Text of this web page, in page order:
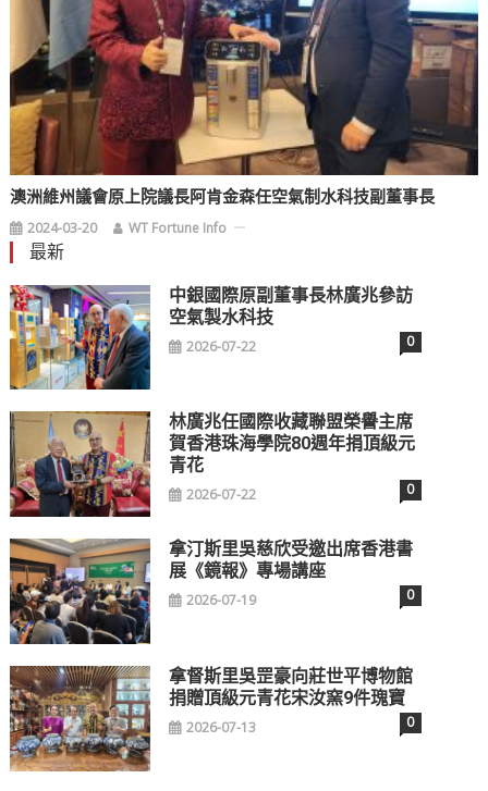
澳洲維州議會原上院議長阿肯金森任空氣制水科技副董事長
2024-03-20 WT Fortune Info
最新
中銀國際原副董事長林廣兆參訪
空氣製水科技
2026-07-22 0
林廣兆任國際收藏聯盟榮譽主席
賀香港珠海學院80週年捐頂級元
青花
2026-07-22 0
拿汀斯里吳慈欣受邀出席香港書
展《鏡報》專場講座
2026-07-19 0
拿督斯里吳罡豪向莊世平博物館
捐贈頂級元青花宋汝窯9件瑰寶
2026-07-13 0